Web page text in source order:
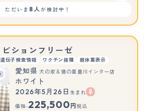
ただいま 8人が検討中！
ビションフリーゼ
遺伝子検査情報 ワクチン接種 親体重表示
愛知県 犬の家＆猫の里豊川インター店
ホワイト
2026年5月26日 生まれ
価格: 225,500 円 税込